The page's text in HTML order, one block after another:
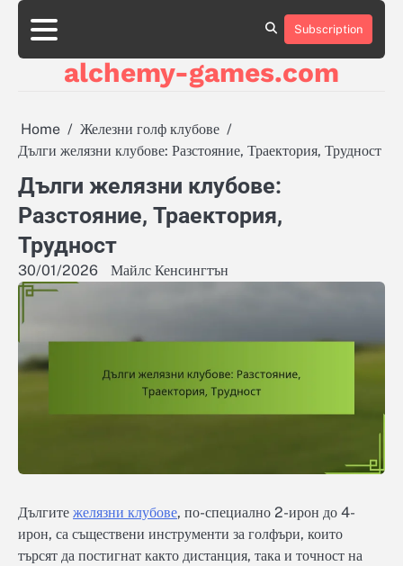
Skip
content
About
About
About
Contact
Contact
Contact
Cookie
Cookie
Cookie
Cookie
Cookie
Privacy
Privacy
Privacy
Sitemap
Sitemap
Sitemap
Terms
Conditions
Terms
Conditions
Terms
Conditions
Subscription
alchemy-games.com
Home
Железни голф клубове
Дълги желязни клубове: Разстояние, Траектория, Трудност
Дълги желязни клубове:
Разстояние, Траектория,
Трудност
30/01/2026 Майлс Кенсингтън
Дългите желязни клубове, по-специално 2-ирон до 4-
ирон, са съществени инструменти за голфъри, които
търсят да постигнат както дистанция, така и точност на